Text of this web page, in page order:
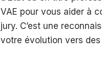
VAE pour vous aider à
jury. C’est une
votre évolution vers des